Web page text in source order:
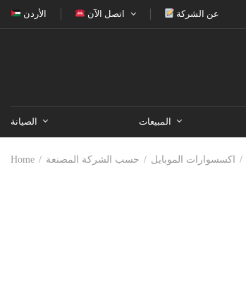
الأردن اتصل الآن عن الشركة
الصيانة المبيعات
Home اكسسوارات الموبايل حسب الشركة المصنعة